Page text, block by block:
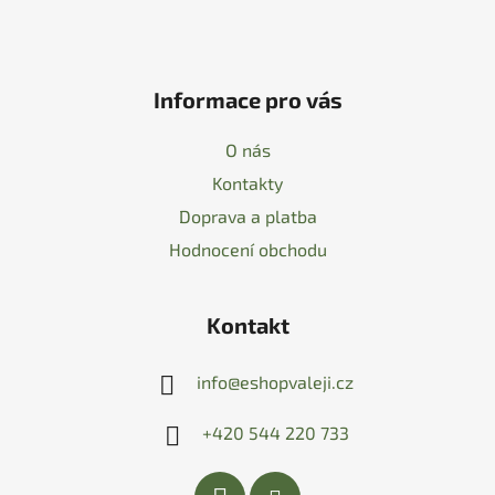
Informace pro vás
O nás
Kontakty
Doprava a platba
Hodnocení obchodu
Kontakt
info@eshopvaleji.cz
+420 544 220 733